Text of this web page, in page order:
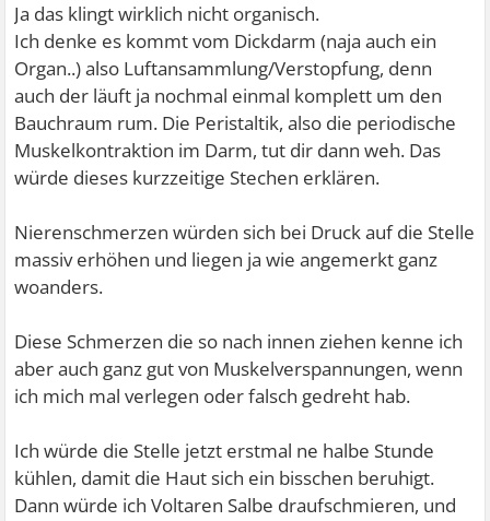
Ja das klingt wirklich nicht organisch.
Ich denke es kommt vom Dickdarm (naja auch ein
Organ..) also Luftansammlung/Verstopfung, denn
auch der läuft ja nochmal einmal komplett um den
Bauchraum rum. Die Peristaltik, also die periodische
Muskelkontraktion im Darm, tut dir dann weh. Das
würde dieses kurzzeitige Stechen erklären.
Nierenschmerzen würden sich bei Druck auf die Stelle
massiv erhöhen und liegen ja wie angemerkt ganz
woanders.
Diese Schmerzen die so nach innen ziehen kenne ich
aber auch ganz gut von Muskelverspannungen, wenn
ich mich mal verlegen oder falsch gedreht hab.
Ich würde die Stelle jetzt erstmal ne halbe Stunde
kühlen, damit die Haut sich ein bisschen beruhigt.
Dann würde ich Voltaren Salbe draufschmieren, und